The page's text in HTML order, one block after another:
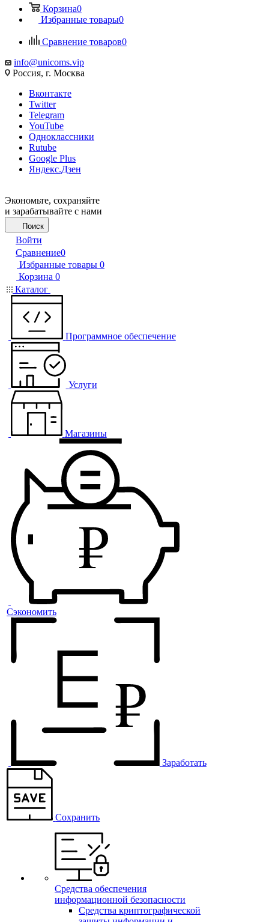
Корзина0
Избранные товары0
Сравнение товаров0
info@unicoms.vip
Россия, г. Москва
Вконтакте
Twitter
Telegram
YouTube
Одноклассники
Rutube
Google Plus
Яндекс.Дзен
Экономьте, сохраняйте
и зарабатывайте с нами
Поиск
Войти
Сравнение0
Избранные товары 0
Корзина 0
Каталог
Программное обеспечение
Услуги
Магазины
Сэкономить
Заработать
Сохранить
Средства обеспечения
информационной безопасности
Средства криптографической